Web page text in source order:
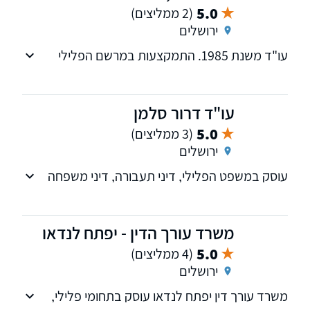
5.0 (2 ממליצים)
ירושלים
עו"ד משנת 1985. התמקצעות במרשם הפלילי
הסכמי ממון, חוזי מכר דירות ושכירות.
עו"ד דרור סלמן
5.0 (3 ממליצים)
ירושלים
עוסק במשפט הפלילי, דיני תעבורה, דיני משפחה
משרד עורך הדין - יפתח לנדאו
5.0 (4 ממליצים)
ירושלים
משרד עורך דין יפתח לנדאו עוסק בתחומי פלילי,